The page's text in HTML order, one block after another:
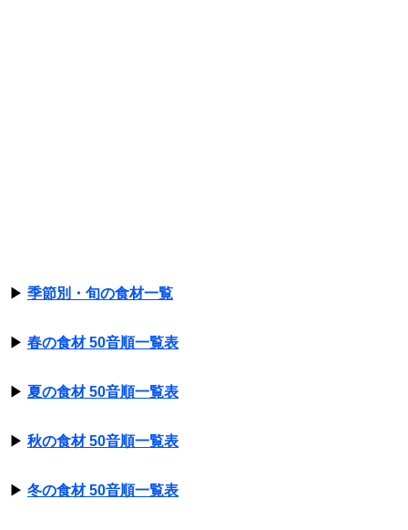
▶ 季節別・旬の食材一覧
▶ 春の食材 50音順一覧表
▶ 夏の食材 50音順一覧表
▶ 秋の食材 50音順一覧表
▶ 冬の食材 50音順一覧表